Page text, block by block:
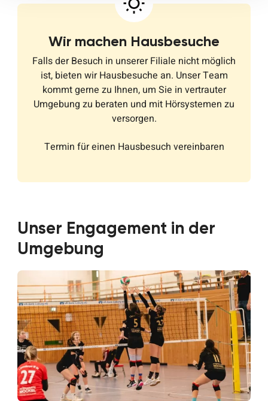
Wir machen Hausbesuche
Falls der Besuch in unserer Filiale nicht möglich
ist, bieten wir Hausbesuche an. Unser Team
kommt gerne zu Ihnen, um Sie in vertrauter
Umgebung zu beraten und mit Hörsystemen zu
versorgen.
Termin für einen Hausbesuch vereinbaren
Unser Engagement in der
Umgebung